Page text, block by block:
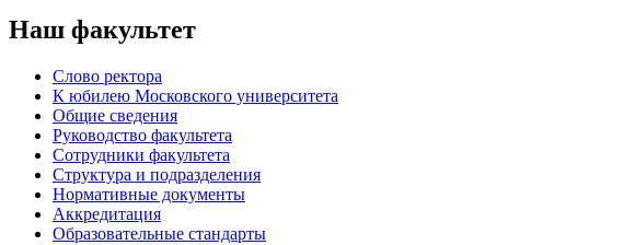
Наш факультет
Слово ректора
К юбилею Московского университета
Общие сведения
Руководство факультета
Сотрудники факультета
Структура и подразделения
Нормативные документы
Аккредитация
Образовательные стандарты